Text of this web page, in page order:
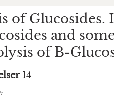
of
and
of B-
14